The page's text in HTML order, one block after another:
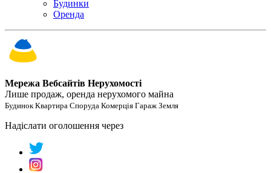
Будинки
Оренда
Мережа Вебсайтів Нерухомості
Лише продаж, оренда нерухомого майна
Будинок Квартира Споруда Комерція Гараж Земля
Надіслати оголошення через